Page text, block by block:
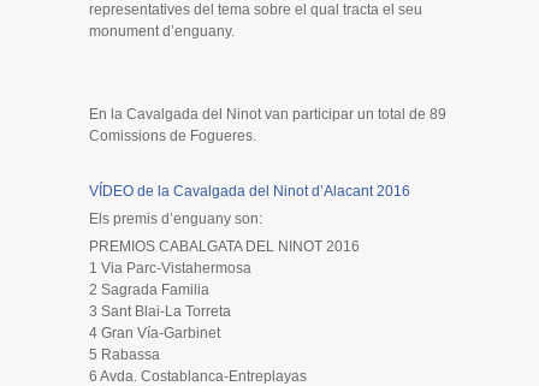
representatives del tema sobre el qual tracta el seu
monument d’enguany.
En la Cavalgada del Ninot van participar un total de 89
Comissions de Fogueres.
VÍDEO de la Cavalgada del Ninot d’Alacant 2016
Els premis d’enguany son:
PREMIOS CABALGATA DEL NINOT 2016
1 Via Parc-Vistahermosa
2 Sagrada Familia
3 Sant Blai-La Torreta
4 Gran Vía-Garbinet
5 Rabassa
6 Avda. Costablanca-Entreplayas